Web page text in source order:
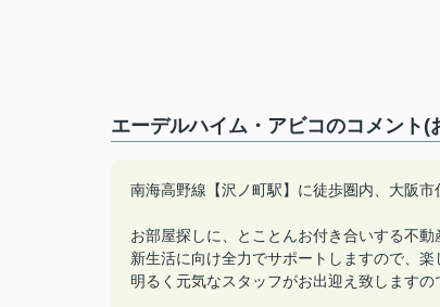
エーデルハイム・アビコのコメント(
南海高野線【沢ノ町駅】に徒歩圏内、大阪
お部屋探しに、とことんお付き合いする不動
新生活に向け全力でサポートしますので、楽
明るく元気なスタッフがお出迎え致しますの